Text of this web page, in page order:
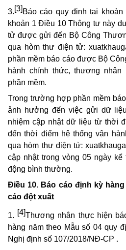
3.[3] Báo cáo quy định tại
khoản 1 Điều 10 Thông tư này
tử được gửi đến Bộ Công
qua hòm thư điện tử:
phần mềm báo cáo được Bộ
hành chính thức, thương
phần mềm.
Trong trường hợp phần mềm
ảnh hưởng đến việc gửi dữ
nhiệm cập nhật dữ liệu từ thời
đến thời điểm hệ thống vận
qua hòm thư điện tử:
cập nhật trong vòng 05 ngày
động bình thường.
Điều 10. Báo cáo định kỳ
cáo đột xuất
1. [4]Thương nhân thực hiện
hàng năm theo Mẫu số 04 quy
Nghị định số 107/2018/NĐ-CP .